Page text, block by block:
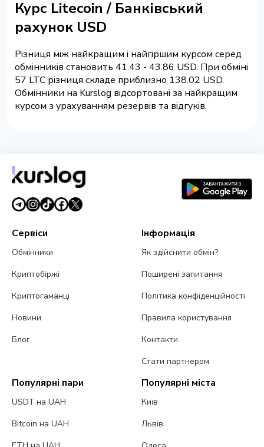
Курс Litecoin / Банківський
рахунок USD
Різниця між найкращим і найгіршим курсом серед
обмінників становить 41.43 - 43.86 USD. При обміні
57 LTC різниця складе приблизно 138.02 USD.
Обмінники на Kurslog відсортовані за найкращим
курсом з урахуванням резервів та відгуків.
Сервіси
Обмінники
Криптобіржі
Криптогаманці
Новини
Блог
Інформація
Як здійснити обмін?
Поширені запитання
Політика конфіденційності
Правила користування
Контакти
Стати партнером
Популярні пари
USDT на UAH
Bitcoin на UAH
Популярні міста
Київ
Львів